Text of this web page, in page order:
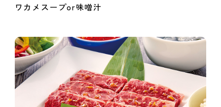
ワカメスープor味噌汁